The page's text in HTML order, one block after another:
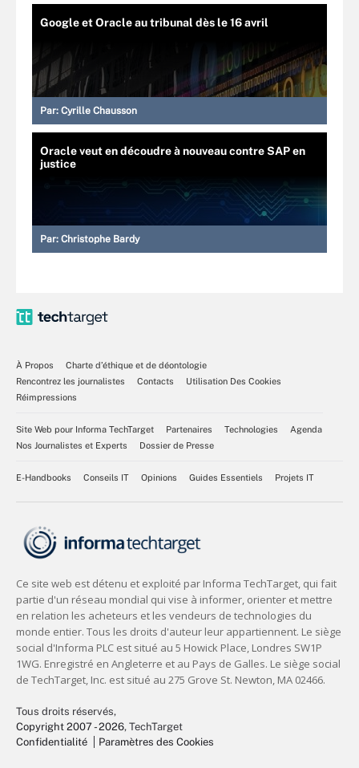
Google et Oracle au tribunal dès le 16 avril
Par: Cyrille Chausson
Oracle veut en découdre à nouveau contre SAP en
justice
Par: Christophe Bardy
À Propos
Charte d’éthique et de déontologie
Rencontrez les journalistes
Contacts
Utilisation Des Cookies
Réimpressions
Site Web pour Informa TechTarget Partenaires Technologies
Agenda
Nos Journalistes et Experts
Dossier de Presse
E-Handbooks Conseils IT Opinions Guides Essentiels Projets IT
Tous droits réservés,
Copyright 2007 - 2026, TechTarget
Confidentialité
Paramètres des Cookies